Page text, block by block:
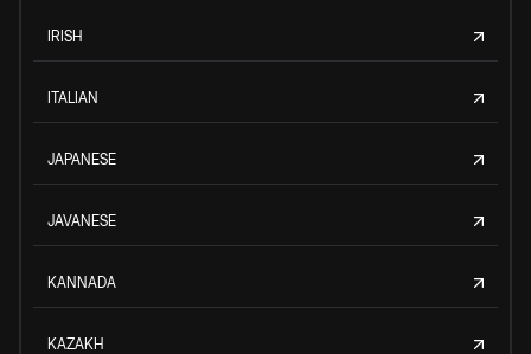
IRISH
ITALIAN
JAPANESE
JAVANESE
KANNADA
KAZAKH